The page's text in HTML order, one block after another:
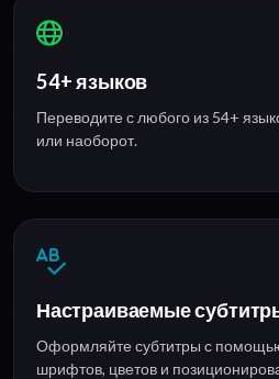
54+ языков
Переводите с любого из 54+
или наоборот.
Настраиваемые
Оформляйте субтитры с
шрифтов, цветов и